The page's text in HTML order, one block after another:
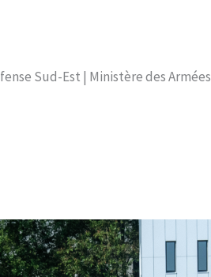
Sud-Est | Ministère des Armées​